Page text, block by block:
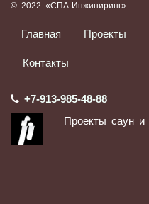
© 2022 «СПА-Инжиниринг»
Главная Проекты
Контакты
+7-913-985-48-88
Проекты саун